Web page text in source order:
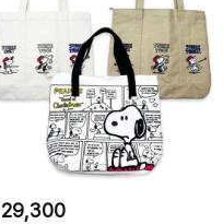
29,300